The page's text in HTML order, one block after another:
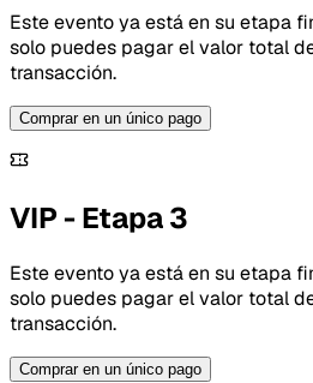
Este evento ya está en su etapa
solo puedes pagar el valor total
transacción.
Comprar en un único pago
VIP - Etapa 3
Este evento ya está en su etapa
solo puedes pagar el valor total
transacción.
Comprar en un único pago